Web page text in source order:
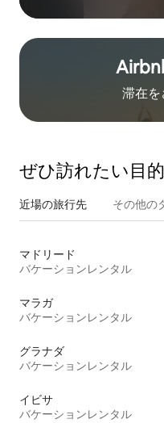
滞在
ぜひ訪⁠れ⁠た⁠い目⁠
近場の旅行先 その他の
マドリード
バケーションレンタル
マラガ
バケーションレンタル
グラナダ
バケーションレンタル
イビサ
バケーションレンタル